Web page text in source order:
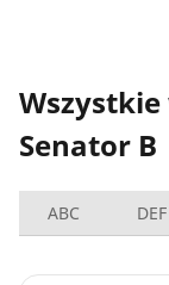
Wszystkie
Senator B
ABC DEF